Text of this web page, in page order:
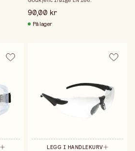
90,00 kr
På lager
LEGG I HANDLEKURV